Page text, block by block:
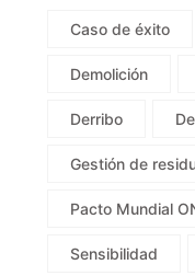
Caso de éxito
Demolición
Derribo
Gestión de
Pacto Mundial
Sensibilidad